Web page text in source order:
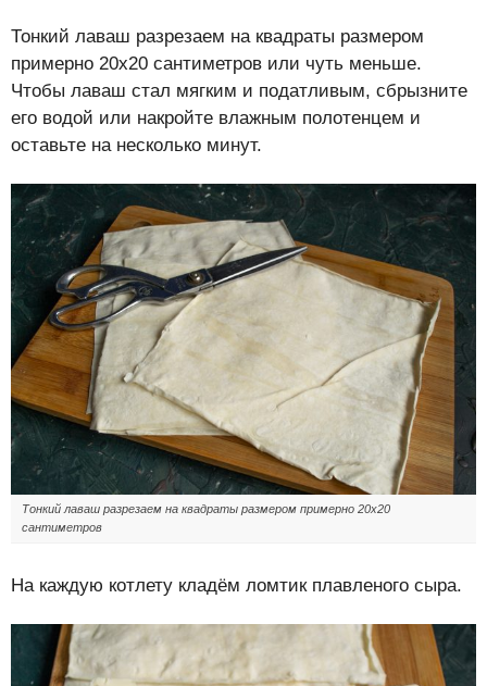
Тонкий лаваш разрезаем на квадраты размером
примерно 20х20 сантиметров или чуть меньше.
Чтобы лаваш стал мягким и податливым, сбрызните
его водой или накройте влажным полотенцем и
оставьте на несколько минут.
Тонкий лаваш разрезаем на квадраты размером примерно 20х20
сантиметров
На каждую котлету кладём ломтик плавленого сыра.